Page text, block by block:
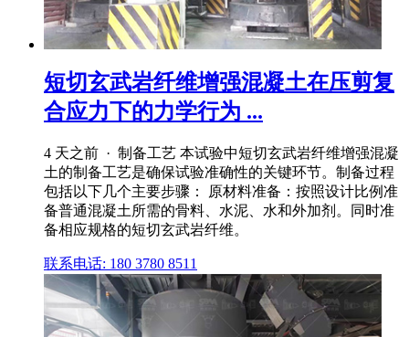
短切玄武岩纤维增强混凝土在压剪复
合应力下的力学行为 ...
4 天之前 · 制备工艺 本试验中短切玄武岩纤维增强混凝
土的制备工艺是确保试验准确性的关键环节。制备过程
包括以下几个主要步骤： 原材料准备：按照设计比例准
备普通混凝土所需的骨料、水泥、水和外加剂。同时准
备相应规格的短切玄武岩纤维。
联系电话: 180 3780 8511